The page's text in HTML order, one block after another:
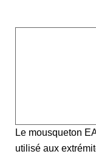
Le mousqueton
utilisé aux